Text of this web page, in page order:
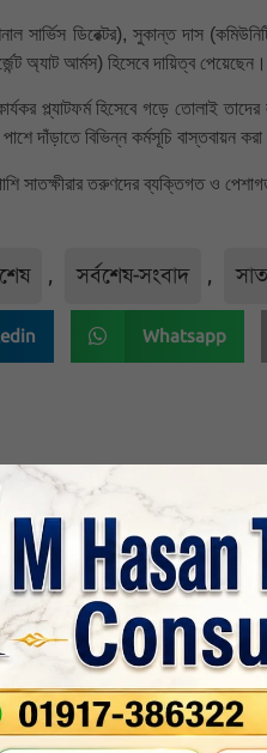
সার্ভিস ডিরেক্টর), সুকান্ত দাস
অ্যাট আর্মস) হিসেবে দায়িত্ব পেয়েছেন।
কার্যকর প্ল্যাটফর্ম হিসেবে গড়ে তোলাই
দাঁড়াতে বিভিন্ন কর্মসূচি বাস্তবায়ন করা
সাতক্ষীরার তরুণদের ব্যক্তিগত ও
, সর্বশেষ-সংবাদ ,
Whatsapp